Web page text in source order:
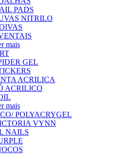
PADS
NITRILO
mais
GEL
ACRILICA
ACRILICO
mais
POLYACRYGEL
VYNN
NAILS